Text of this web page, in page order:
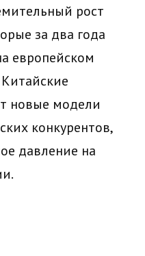
рост
за два года
европейском
новые модели
конкурентов,
давление на